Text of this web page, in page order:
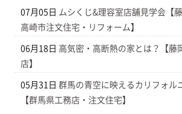
07月05日 ムシくじ&理容室店舗見学会【
高崎市注文住宅・リフォーム】
06月18日 高気密・高断熱の家とは？【藤
店】
05月31日 群馬の青空に映えるカリフォル
【群馬県工務店・注文住宅】